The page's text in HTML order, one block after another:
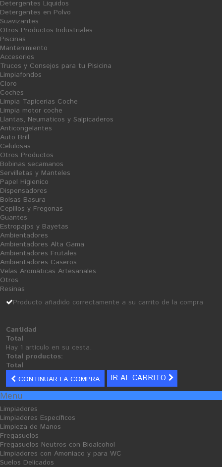
Detergentes Liquidos
Detergentes en Polvo
Suavizantes
Otros Productos Industriales
Piscinas
Mantenimiento
Accesorios
Trucos y Consejos para tu Pisicina
Limpiafondos
Cloro
Coches
Limpia Tapicerias Coche
Limpia motor coche
Llantas, Neumaticos y Salpicaderos
Anticongelantes
Auto Brill
Celulosas
Otros Productos
Bobinas secamanos
Servilletas y Manteles
Papel Higienico
Dispensadores
Bolsas Basura
Cepillos y Fregonas
Guantes
Estropajos y Bayetas
Ambientadores
Ambientadores Alta Gama
Ambientadores Frutales
Ambientadores Caseros
Velas Aromáticas Artesanales
Otros
Resinas
Producto añadido correctamente a su carrito de la compra
Cantidad
Total
Hay 1 artículo en su cesta.
Total productos:
Total
CONTINUAR LA COMPRA
IR AL CARRITO
Menu
Limpiadores
Limpiadores Específicos
Limpieza de Manos
Fregasuelos
Fregasuelos Neutros con Bioalcohol
LImpiadores con Amoniaco y para WC
Suelos Delicados
Compartir en Facebook
Print
DETERGENTE LÍQUIDO
Reference: 07/01013
Condition: New product
Detergente líquido altamente concentrado para lavadora, válido para todo
tipo de ropa. Agradable aroma.
Evita incrustaciones calcáreas en la máquina a la vez que protege las
fibras textiles al no contener agentes alcalinos.
Este es uno de nuestros mejores productos, sin duda altamente
recomendado.
Para más formatos y precios pulsar en "Ver".
3,65 €Iva incluido
Formato
AÑADIR AL CARRITO
Añadir a la lista de deseos
Tweet Compartir Google+
INFORMACIÓN